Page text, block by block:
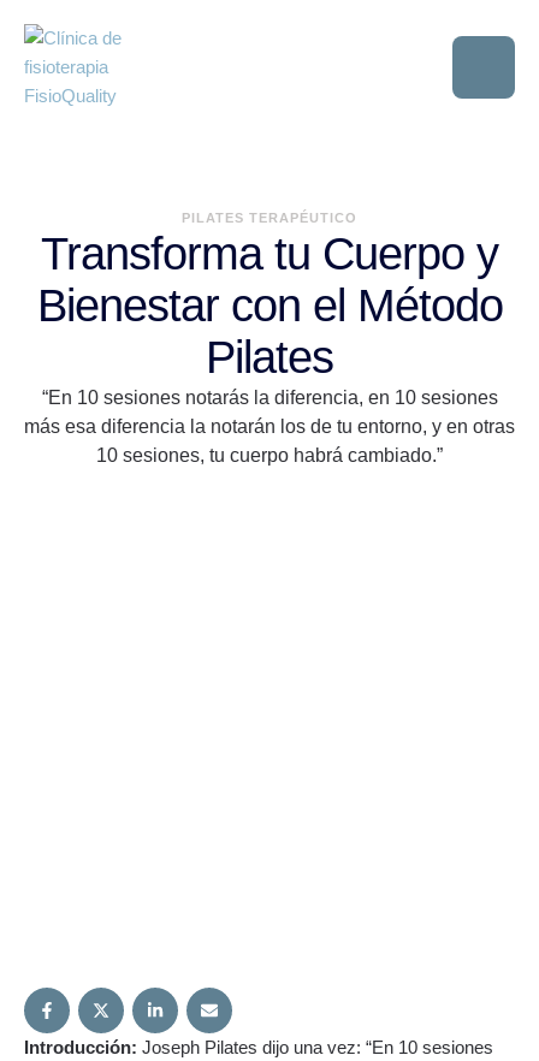
PILATES TERAPÉUTICO
Transforma tu Cuerpo y
Bienestar con el Método
Pilates
“En 10 sesiones notarás la diferencia, en 10 sesiones
más esa diferencia la notarán los de tu entorno, y en otras
10 sesiones, tu cuerpo habrá cambiado.”
Introducción: Joseph Pilates dijo una vez: “En 10 sesiones